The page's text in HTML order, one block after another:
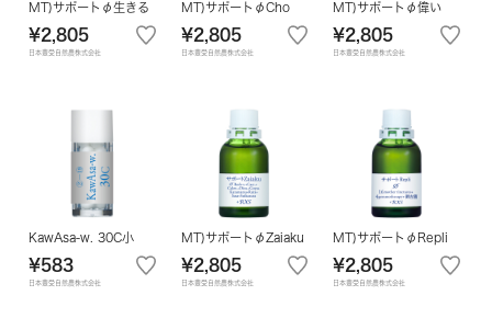
MT)サポートφ生きる
¥2,805
日本豊受自然農株式会社
MT)サポートφCho
¥2,805
日本豊受自然農株式会社
MT)サポートφ偉い
¥2,805
日本豊受自然農株式会社
KawAsa-w. 30C小
¥583
日本豊受自然農株式会社
MT)サポートφZaiaku
¥2,805
日本豊受自然農株式会社
MT)サポートφRepli
¥2,805
日本豊受自然農株式会社